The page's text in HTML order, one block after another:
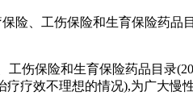
、工伤保险和生育保险药品
伤保险和生育保险药品目录
疗效不理想的情况),为广大慢